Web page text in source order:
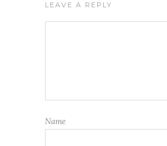
LEAVE A REPLY
Name